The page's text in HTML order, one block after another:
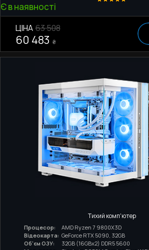
Є в наявності
ЦІНА 63 508
60 483 ₴
Тихий комп'ютер
Процесор:
AMD Ryzen 7 9800X3D
Відеокарта: GeForce RTX 5090, 32GB
Об'єм ОЗУ:
32GB (16GBx2) DDR5 5600